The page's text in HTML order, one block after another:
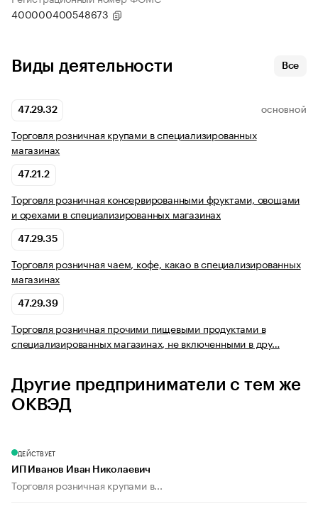
400000400548673
Виды деятельности Все
47.29.32 ОСНОВНОЙ
Торговля розничная крупами в специализированных
магазинах
47.21.2
Торговля розничная консервированными фруктами, овощами
и орехами в специализированных магазинах
47.29.35
Торговля розничная чаем, кофе, какао в специализированных
магазинах
47.29.39
Торговля розничная прочими пищевыми продуктами в
специализированных магазинах, не включенными в дру…
Другие предприниматели с тем же
ОКВЭД
ДЕЙСТВУЕТ
ИП Иванов Иван Николаевич
Торговля розничная крупами в...